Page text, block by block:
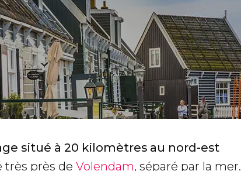
situé à 20 kilomètres au nord-est
très près de Volendam, séparé par la mer.